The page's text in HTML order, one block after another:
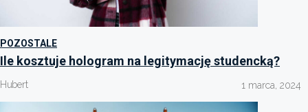
POZOSTALE
Ile kosztuje hologram na legitymację studencką?
Hubert 1 marca, 2024